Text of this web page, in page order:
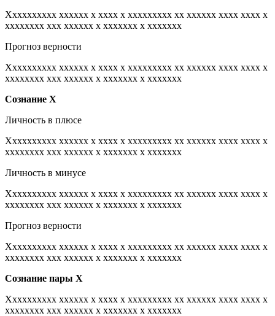
Xxxxxxxxxx xxxxxx x xxxx x xxxxxxxxx xx xxxxxx xxxx xxxx x
xxxxxxxx xxx xxxxxx x xxxxxxx x xxxxxxx
Прогноз верности
Xxxxxxxxxx xxxxxx x xxxx x xxxxxxxxx xx xxxxxx xxxx xxxx x
xxxxxxxx xxx xxxxxx x xxxxxxx x xxxxxxx
Сознание Х
Личность в плюсе
Xxxxxxxxxx xxxxxx x xxxx x xxxxxxxxx xx xxxxxx xxxx xxxx x
xxxxxxxx xxx xxxxxx x xxxxxxx x xxxxxxx
Личность в минусе
Xxxxxxxxxx xxxxxx x xxxx x xxxxxxxxx xx xxxxxx xxxx xxxx x
xxxxxxxx xxx xxxxxx x xxxxxxx x xxxxxxx
Прогноз верности
Xxxxxxxxxx xxxxxx x xxxx x xxxxxxxxx xx xxxxxx xxxx xxxx x
xxxxxxxx xxx xxxxxx x xxxxxxx x xxxxxxx
Сознание пары Х
Xxxxxxxxxx xxxxxx x xxxx x xxxxxxxxx xx xxxxxx xxxx xxxx x
xxxxxxxx xxx xxxxxx x xxxxxxx x xxxxxxx